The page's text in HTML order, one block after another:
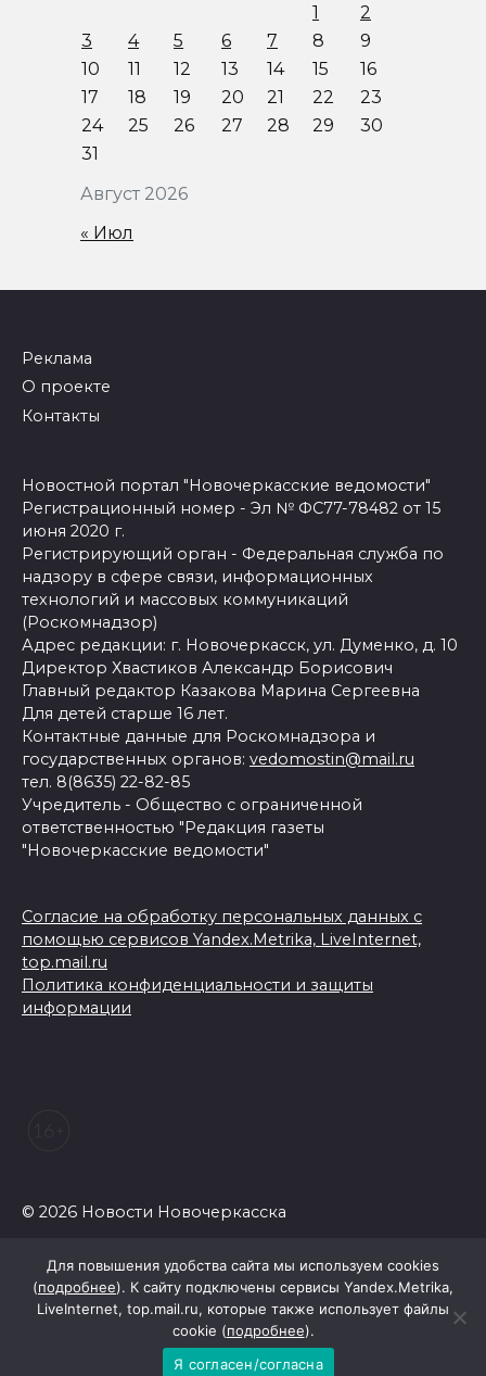
Август 2026
1
2
3
4 5 6 7 8
9
10
11 12 13 14 15
16
17
18 19 20 21 22
23
24
25 26 27 28 29
30
31
« Июл
Реклама
О проекте
Контакты
Новостной портал "Новочеркасские ведомости"
Регистрационный номер - Эл № ФС77-78482 от 15
июня 2020 г.
Регистрирующий орган - Федеральная служба по
надзору в сфере связи, информационных
технологий и массовых коммуникаций
(Роскомнадзор)
Адрес редакции: г. Новочеркасск, ул. Думенко, д. 10
Директор Хвастиков Александр Борисович
Главный редактор Казакова Марина Сергеевна
Для детей старше 16 лет.
Контактные данные для Роскомнадзора и
государственных органов: vedomostin@mail.ru
тел. 8(8635) 22-82-85
Учредитель - Общество с ограниченной
ответственностью "Редакция газеты
"Новочеркасские ведомости"
Согласие на обработку персональных данных с
помощью сервисов Yandex.Metrika, LiveInternet,
top.mail.ru
Политика конфиденциальности и защиты
информации
© 2026 Новости Новочеркасска
Для повышения удобства сайта мы используем cookies
(подробнее). К сайту подключены сервисы Yandex.Metrika,
LiveInternet, top.mail.ru, которые также использует файлы
cookie (подробнее).
Я согласен/согласна